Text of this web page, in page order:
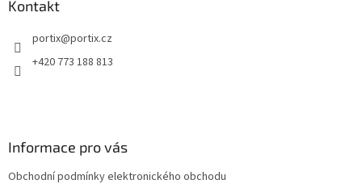
Kontakt
portix@portix.cz
+420 773 188 813
Informace pro vás
Obchodní podmínky elektronického obchodu